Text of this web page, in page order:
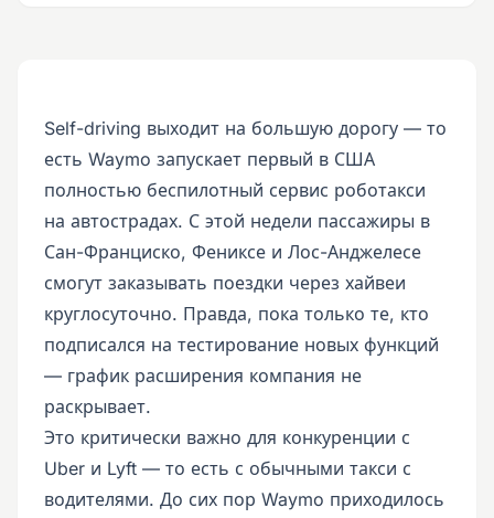
Self-driving выходит на большую дорогу — то
есть Waymo запускает первый в США
полностью беспилотный сервис роботакси
на автострадах. С этой недели пассажиры в
Сан-Франциско, Фениксе и Лос-Анджелесе
смогут заказывать поездки через хайвеи
круглосуточно. Правда, пока только те, кто
подписался на тестирование новых функций
— график расширения компания не
раскрывает.
Это критически важно для конкуренции с
Uber и Lyft — то есть с обычными такси с
водителями. До сих пор Waymo приходилось